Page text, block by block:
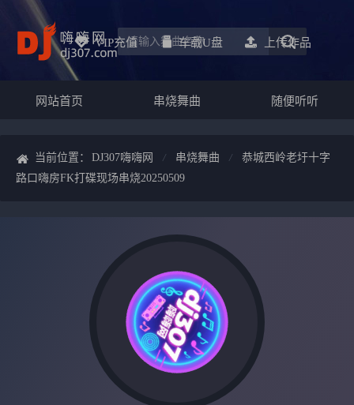
VIP充值 车载u盘 上传作品
网站首页 串烧舞曲 随便听听
当前位置： DJ307嗨嗨网 串烧舞曲
恭城西岭老圩十字
路口嗨房FK打碟现场串烧20250509